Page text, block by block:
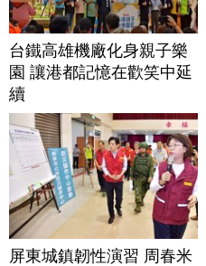
台鐵高雄機廠化身親子樂
園 讓港都記憶在歡笑中延
續
屏東城鎮韌性演習 周春米